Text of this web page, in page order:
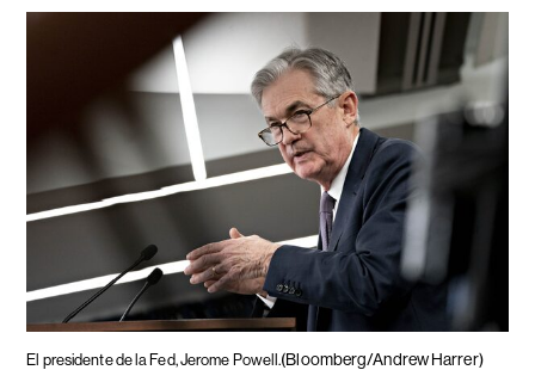
El presidente de la Fed, Jerome Powell.(Bloomberg/Andrew Harrer)